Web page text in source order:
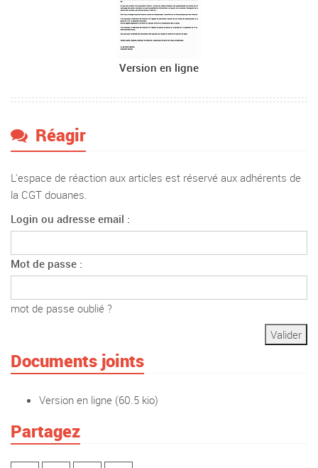
Version en ligne
Réagir
L'espace de réaction aux articles est réservé aux adhérents de
la CGT douanes.
Login ou adresse email :
Mot de passe :
mot de passe oublié ?
Documents joints
Version en ligne (60.5 kio)
Partagez